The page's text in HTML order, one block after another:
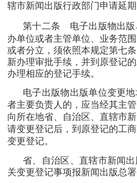
辖市新闻出版行政部门申请延期
第十二条 电子出版物出版
办单位或者主管单位、业务范
或者分立 ， 须依照本规定第七
新办理审批手续 ， 并到原登记
办理相应的登记手续。
电子出版物出版单位变更
者主要负责人的 ， 应当经其主
向所在地省、自治区、直辖市
请变更登记后 ， 到原登记的工
变更登记。
省、自治区、直辖市新闻
关变更登记事项报新闻出版总署